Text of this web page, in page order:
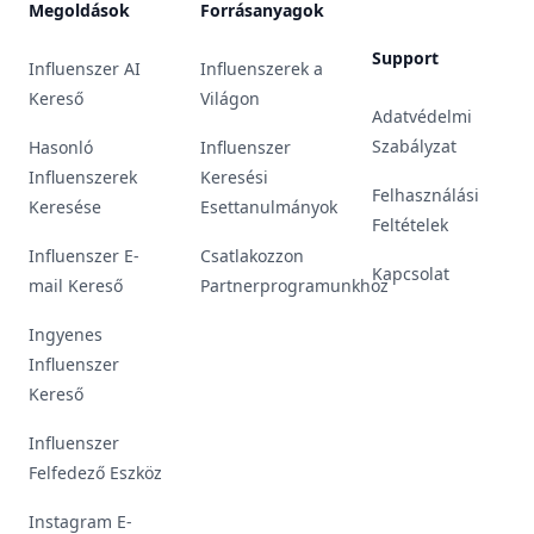
Megoldások
Influenszer AI
Kereső
Hasonló
Influenszerek
Keresése
Influenszer E-
mail Kereső
Ingyenes
Influenszer
Kereső
Influenszer
Felfedező Eszköz
Instagram E-
Forrásanyagok
Influenszerek a
Világon
Influenszer
Keresési
Esettanulmányok
Csatlakozzon
Partnerprogramunkhoz
Support
Adatvédelmi
Szabályzat
Felhasználási
Feltételek
Kapcsolat